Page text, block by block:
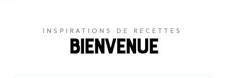
INSPIRATIONS DE RECETTES
Bienvenue